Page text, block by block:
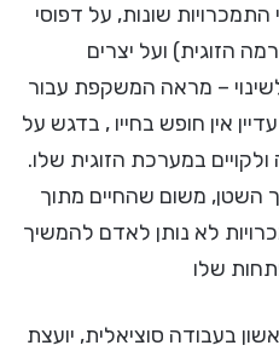
שונות, על דפוסי
הזוגית) ועל יצרים
– מראה המשקפת עבור
אין חופש בחייו , בדגש על
במערכת הזוגית שלו.
השטן, משום שהחיים מתוך
לא נותן לאדם להמשיך
שלו
בעבודה סוציאלית, יועצת